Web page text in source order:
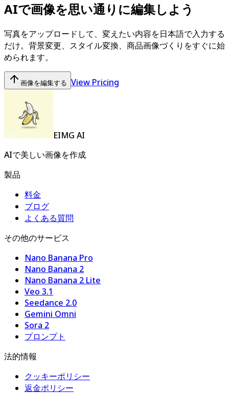
AIで画像を思い通りに編集しよう
写真をアップロードして、変えたい内容を日本語で入力する
だけ。背景変更、スタイル変換、商品画像づくりをすぐに始
められます。
画像を編集する View Pricing
EIMG AI
AIで美しい画像を作成
製品
料金
ブログ
よくある質問
その他のサービス
Nano Banana Pro
Nano Banana 2
Nano Banana 2 Lite
Veo 3.1
Seedance 2.0
Gemini Omni
Sora 2
プロンプト
法的情報
クッキーポリシー
返金ポリシー